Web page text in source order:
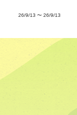
26/9/13 〜 26/9/13